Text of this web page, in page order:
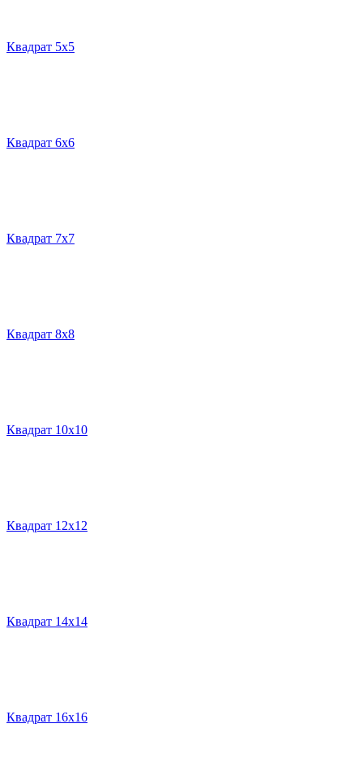
Квадрат 5х5
Квадрат 6х6
Квадрат 7х7
Квадрат 8х8
Квадрат 10х10
Квадрат 12х12
Квадрат 14х14
Квадрат 16х16